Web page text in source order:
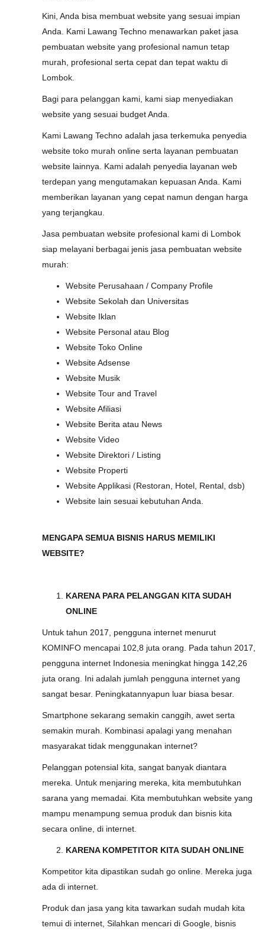
Kini, Anda bisa membuat website yang sesuai impian
Anda. Kami Lawang Techno menawarkan paket jasa
pembuatan website yang profesional namun tetap
murah, profesional serta cepat dan tepat waktu di
Lombok.
Bagi para pelanggan kami, kami siap menyediakan
website yang sesuai budget Anda.
Kami Lawang Techno adalah jasa terkemuka penyedia
website toko murah online serta layanan pembuatan
website lainnya. Kami adalah penyedia layanan web
terdepan yang mengutamakan kepuasan Anda. Kami
memberikan layanan yang cepat namun dengan harga
yang terjangkau.
Jasa pembuatan website profesional kami di Lombok
siap melayani berbagai jenis jasa pembuatan website
murah:
Website Perusahaan / Company Profile
Website Sekolah dan Universitas
Website Iklan
Website Personal atau Blog
Website Toko Online
Website Adsense
Website Musik
Website Tour and Travel
Website Afiliasi
Website Berita atau News
Website Video
Website Direktori / Listing
Website Properti
Website Applikasi (Restoran, Hotel, Rental, dsb)
Website lain sesuai kebutuhan Anda.
MENGAPA SEMUA BISNIS HARUS MEMILIKI
WEBSITE?
KARENA PARA PELANGGAN KITA SUDAH
ONLINE
Untuk tahun 2017, pengguna internet menurut
KOMINFO mencapai 102,8 juta orang. Pada tahun 2017,
pengguna internet Indonesia meningkat hingga 142,26
juta orang. Ini adalah jumlah pengguna internet yang
sangat besar. Peningkatannyapun luar biasa besar.
Smartphone sekarang semakin canggih, awet serta
semakin murah. Kombinasi apalagi yang menahan
masyarakat tidak menggunakan internet?
Pelanggan potensial kita, sangat banyak diantara
mereka. Untuk menjaring mereka, kita membutuhkan
sarana yang memadai. Kita membutuhkan website yang
mampu menampung semua produk dan bisnis kita
secara online, di internet.
KARENA KOMPETITOR KITA SUDAH ONLINE
Kompetitor kita dipastikan sudah go online. Mereka juga
ada di internet.
Produk dan jasa yang kita tawarkan sudah mudah kita
temui di internet, Silahkan mencari di Google, bisnis